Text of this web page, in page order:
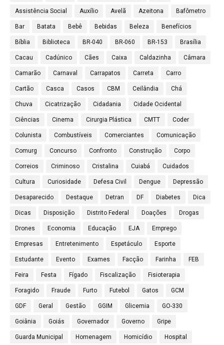
Assistência Social Auxílio Avelã Azeitona Bafômetro
Bar Batata Bebê Bebidas Beleza Benefícios
Bíblia Biblioteca BR-040 BR-060 BR-153 Brasília
Cacau Cadúnico Cães Caixa Caldazinha Câmara
Camarão Carnaval Carrapatos Carreta Carro
Cartão Casca Casos CBM Ceilândia Chá
Chuva Cicatrização Cidadania Cidade Ocidental
Ciências Cinema Cirurgia Plástica CMTT Coder
Colunista Combustíveis Comerciantes Comunicação
Comurg Concurso Confronto Construção Corpo
Correios Criminoso Cristalina Cuiabá Cuidados
Cultura Curiosidade Defesa Civil Dengue Depressão
Desaparecido Destaque Detran DF Diabetes Dica
Dicas Disposição Distrito Federal Doações Drogas
Drones Economia Educação EJA Emprego
Empresas Entretenimento Espetáculo Esporte
Estudante Evento Exames Facção Farinha FEB
Feira Festa Fígado Fiscalização Fisioterapia
Foragido Fraude Furto Futebol Gatos GCM
GDF Geral Gestão GGIM Glicemia GO-330
Goiânia Goiás Governador Governo Gripe
Guarda Municipal Homenagem Homicídio Hospital